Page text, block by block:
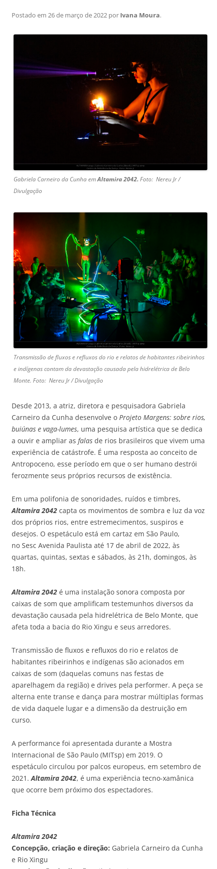
Postado em 26 de março de 2022 por Ivana Moura.
Gabriela Carneiro da Cunha emAltamira2042. Foto: Nereu Jr /
Divulgação
Transmissão de fluxos e refluxos do rio e relatos de habitantes ribeirinhos
e indígenas contam da devastação causada pela hidrelétrica de Belo
Monte. Foto: Nereu Jr / Divulgação
Desde 2013, a atriz, diretora e pesquisadora Gabriela
Carneiro da Cunha desenvolve o Projeto Margens: sobre rios,
buiúnas e vaga-lumes, uma pesquisa artística que se dedica
a ouvir e ampliar as falas de rios brasileiros que vivem uma
experiência de catástrofe. É uma resposta ao conceito de
Antropoceno, esse período em que o ser humano destrói
ferozmente seus próprios recursos de existência.
Em uma polifonia de sonoridades, ruídos e timbres,
Altamira 2042 capta os movimentos de sombra e luz da voz
dos próprios rios, entre estremecimentos, suspiros e
desejos. O espetáculo está em cartaz em São Paulo,
no Sesc Avenida Paulista até 17 de abril de 2022, às
quartas, quintas, sextas e sábados, às 21h, domingos, às
18h.
Altamira2042 é uma instalação sonora composta por
caixas de som que amplificam testemunhos diversos da
devastação causada pela hidrelétrica de Belo Monte, que
afeta toda a bacia do Rio Xingu e seus arredores.
Transmissão de fluxos e refluxos do rio e relatos de
habitantes ribeirinhos e indígenas são acionados em
caixas de som (daquelas comuns nas festas de
aparelhagem da região) e drives pela performer. A peça se
alterna ente transe e dança para mostrar múltiplas formas
de vida daquele lugar e a dimensão da destruição em
curso.
A performance foi apresentada durante a Mostra
Internacional de São Paulo (MITsp) em 2019. O
espetáculo circulou por palcos europeus, em setembro de
2021.Altamira 2042, é uma experiência tecno-xamânica
que ocorre bem próximo dos espectadores.
Ficha Técnica
Altamira 2042
Concepção, criação e direção: Gabriela Carneiro da Cunha
e Rio Xingu